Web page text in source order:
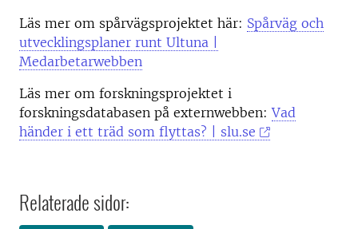
Läs mer om spårvägsprojektet här: Spårväg och
utvecklingsplaner runt Ultuna |
Medarbetarwebben
Läs mer om forskningsprojektet i
forskningsdatabasen på externwebben:Vad
händer i ett träd som flyttas? | slu.se
Relaterade sidor: